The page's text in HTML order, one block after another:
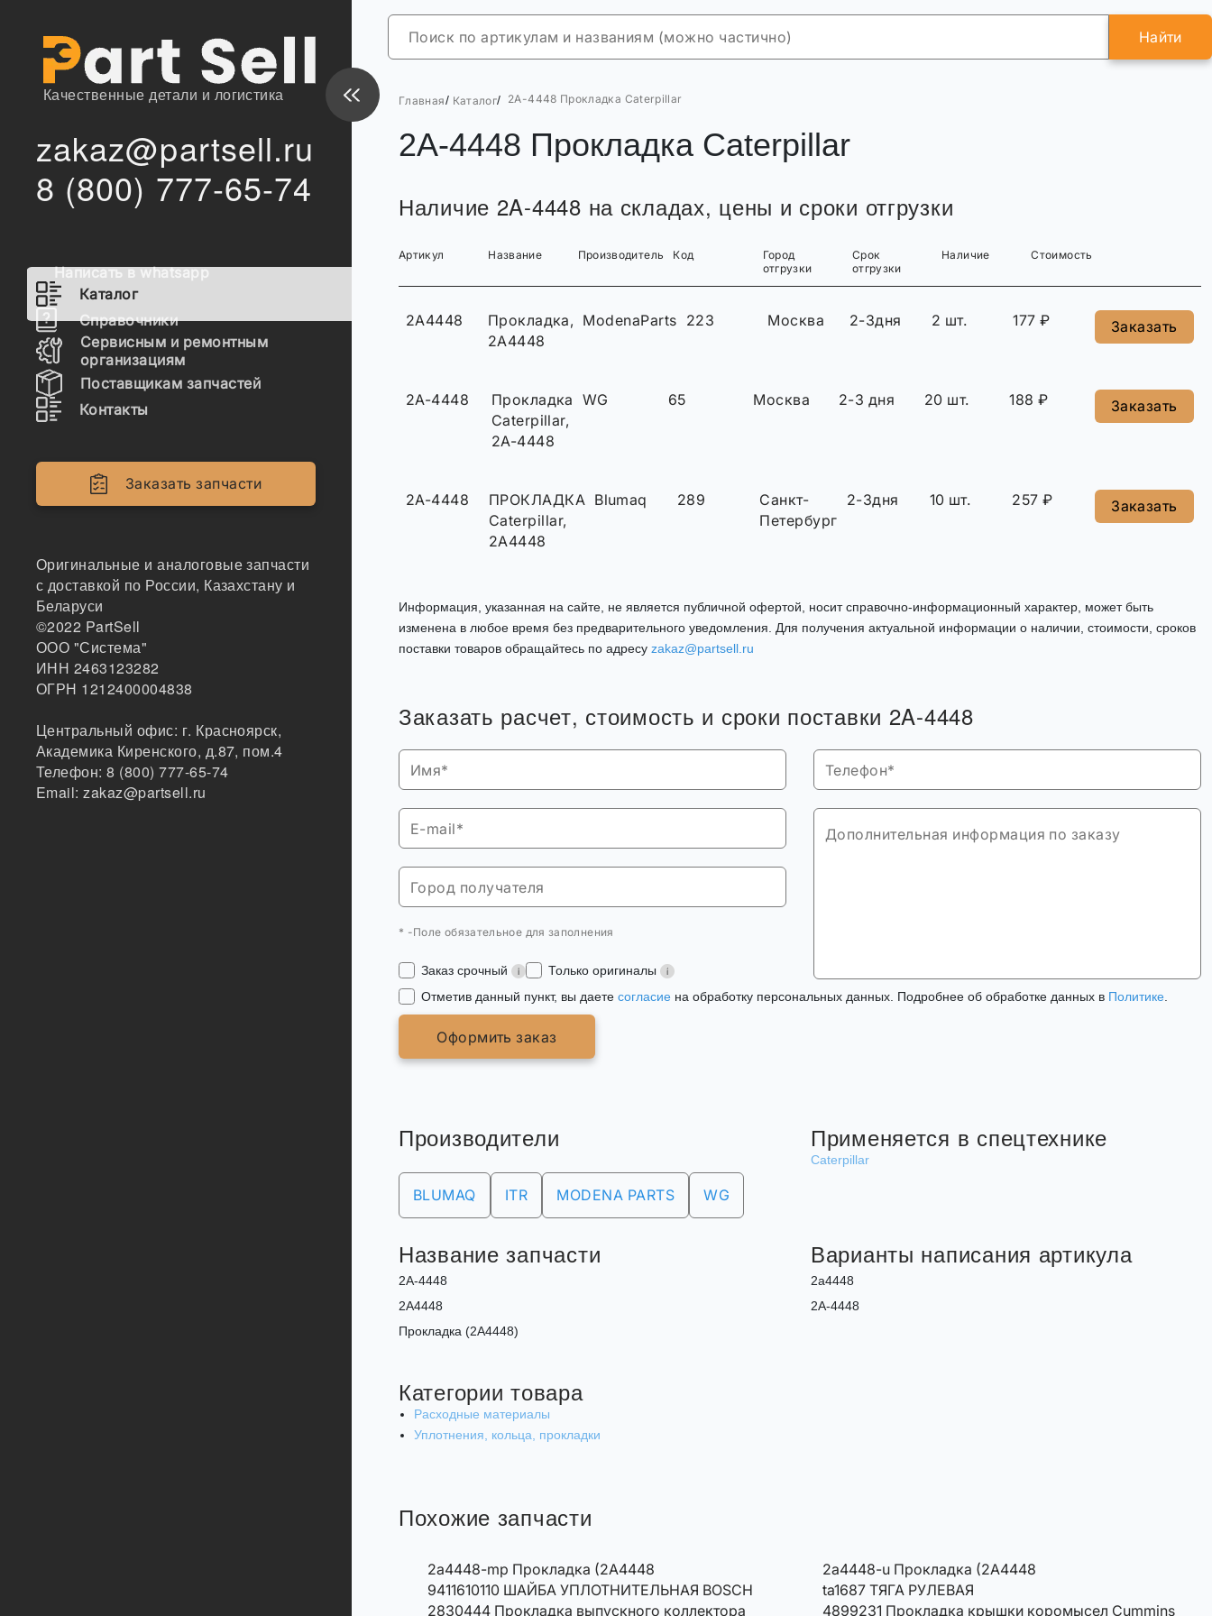
Качественные детали и логистика
zakaz@partsell.ru
8 (800) 777-65-74
Написать в whatsapp
Каталог
Справочники
Сервисным и ремонтным
организациям
Поставщикам запчастей
Контакты
Заказать запчасти
Оригинальные и аналоговые запчасти
с доставкой по России, Казахстану и
Беларуси
©2022 PartSell
ООО "Система"
ИНН 2463123282
ОГРН 1212400004838
Центральный офис: г. Красноярск,
Академика Киренского, д.87, пом.4
Телефон:8 (800) 777-65-74
Email:zakaz@partsell.ru
Найти
Главная/ Каталог/ 2A-4448 Прокладка Caterpillar
2A-4448 Прокладка Caterpillar
Наличие 2A-4448 на складах, цены и сроки отгрузки
Артикул Название Производитель Код
Город
отгрузки
Срок
отгрузки
Наличие Стоимость
2A4448
Прокладка,
2A4448
ModenaParts 223 Москва 2-3дня 2 шт. 177 ₽ Заказать
2A-4448
Прокладка
Caterpillar,
2A-4448
WG 65 Москва 2-3 дня 20 шт. 188 ₽ Заказать
2A-4448
ПРОКЛАДКА
Caterpillar,
2A4448
Blumaq 289
Санкт-
Петербург
2-3дня 10 шт. 257 ₽ Заказать
Информация, указанная на сайте, не является публичной офертой, носит справочно-информационный характер, может быть
изменена в любое время без предварительного уведомления. Для получения актуальной информации о наличии, стоимости, сроков
поставки товаров обращайтесь по адресу zakaz@partsell.ru
Заказать расчет, стоимость и сроки поставки 2A-4448
* -Поле обязательное для заполнения
Заказ срочный
Только оригиналы
Отметив данный пункт, вы даете согласие на обработку персональных данных. Подробнее об обработке данных в Политике
Оформить заказ
Производители
BLUMAQ ITR MODENA PARTS WG
Применяется в спецтехнике
Caterpillar
Название запчасти
2A-4448
2A4448
Прокладка (2A4448)
Варианты написания артикула
2a4448
2A-4448
Категории товара
Расходные материалы
Уплотнения, кольца, прокладки
Похожие запчасти
2a4448-mp Прокладка (2A4448
2a4448-u Прокладка (2A4448
9411610110 ШАЙБА УПЛОТНИТЕЛЬНАЯ BOSCH
ta1687 ТЯГА РУЛЕВАЯ
2830444 Прокладка выпускного коллектора
4899231 Прокладка крышки коромысел Cummins